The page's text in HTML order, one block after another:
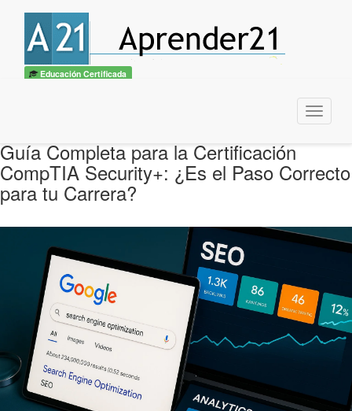
Educación Certificada
Menu
Guía Completa para la Certificación
CompTIA Security+: ¿Es el Paso Correcto
para tu Carrera?